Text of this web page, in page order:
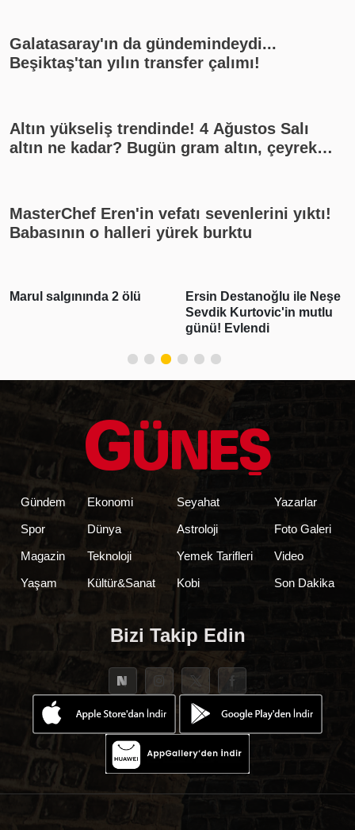
Galatasaray'ın da gündemindeydi...
Beşiktaş'tan yılın transfer çalımı!
Altın yükseliş trendinde! 4 Ağustos Salı
altın ne kadar? Bugün gram altın, çeyrek
rakamları, canlı takip
MasterChef Eren'in vefatı sevenlerini yıktı!
Babasının o halleri yürek burktu
Marul salgınında 2 ölü
Ersin Destanoğlu ile Neşe
Sevdik Kurtovic'in mutlu
günü! Evlendi
Gündem
Spor
Magazin
Yaşam
Ekonomi
Dünya
Teknoloji
Kültür&Sanat
Seyahat
Astroloji
Yemek Tarifleri
Kobi
Yazarlar
Foto Galeri
Video
Son Dakika
Bizi Takip Edin